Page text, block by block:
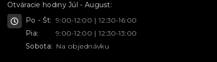
Otváracie hodiny Júl - August:
Po - Št: 9:00-12:00 | 12:30-16:00
Pia:
9:00-12:00 | 12:30-13:00
Sobota: Na objednávku